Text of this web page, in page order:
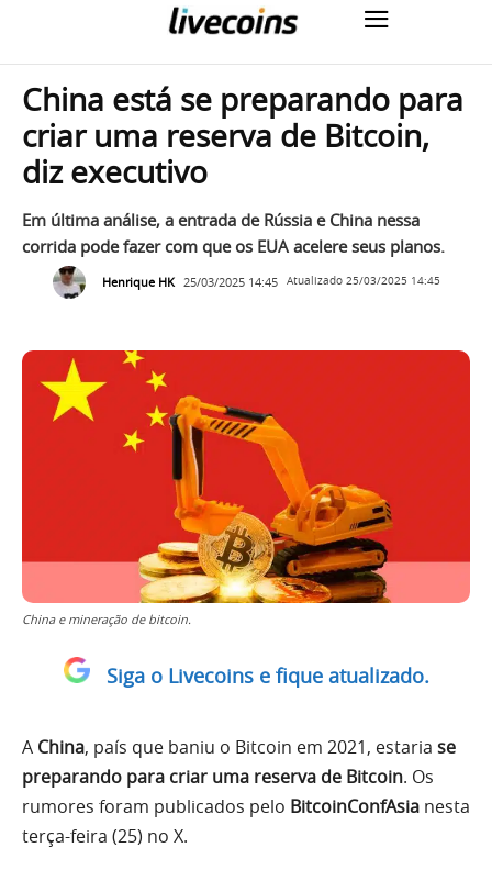
China está se preparando para
criar uma reserva de Bitcoin,
diz executivo
Em última análise, a entrada de Rússia e China nessa
corrida pode fazer com que os EUA acelere seus planos.
Henrique HK 25/03/2025 14:45 Atualizado 25/03/2025 14:45
China e mineração de bitcoin.
Siga o Livecoins e fique atualizado.
A China, país que baniu o Bitcoin em 2021, estaria se
preparando para criar uma reserva de Bitcoin. Os
rumores foram publicados pelo BitcoinConfAsia nesta
terça-feira (25) no X.